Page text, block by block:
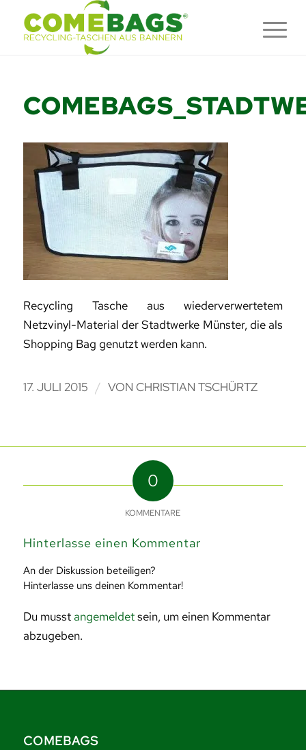
Recycling Tasche aus wiederverwertetem
Netzvinyl-Material der Stadtwerke Münster, die als
Shopping Bag genutzt werden kann.
17. JULI 2015 / VON CHRISTIAN TSCHÜRTZ
0
KOMMENTARE
Hinterlasse einen Kommentar
An der Diskussion beteiligen?
Hinterlasse uns deinen Kommentar!
Du musstangemeldetsein, um einen Kommentar
abzugeben.
COMEBAGS